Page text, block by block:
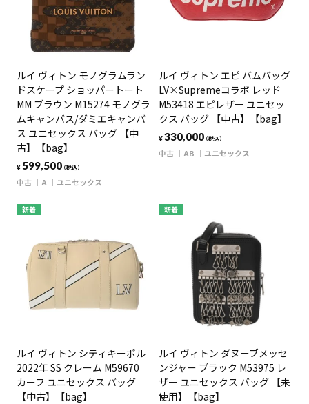
ルイ ヴィトン モノグラムラン
ドスケープ ショッパートート
MM ブラウン M15274 モノグラ
ムキャンバス/ダミエキャンバ
ス ユニセックス バッグ 【中
古】【bag】
¥ 599,500（税込）
中古 A ユニセックス
ルイ ヴィトン エピ バムバッグ
LV×Supremeコラボ レッド
M53418 エピレザー ユニセッ
クス バッグ 【中古】【bag】
¥330,000（税込）
中古 AB ユニセックス
新着
ルイ ヴィトン シティキーポル
2022年 SS クレーム M59670
カーフ ユニセックス バッグ
【中古】【bag】
新着
ルイ ヴィトン ダヌーブメッセ
ンジャー ブラック M53975 レ
ザー ユニセックス バッグ 【未
使用】【bag】